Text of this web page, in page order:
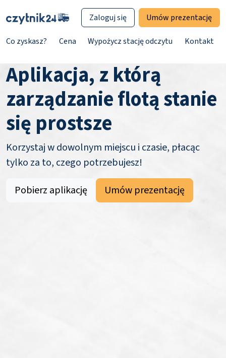
Co zyskasz? Cena Wypożycz stację odczytu Kontakt
Zaloguj się Umów prezentację
Aplikacja, z którą
zarządzanie flotą stanie
się prostsze
Korzystaj w dowolnym miejscu i czasie, płacąc
tylko za to, czego potrzebujesz!
Pobierz aplikację
Umów prezentację